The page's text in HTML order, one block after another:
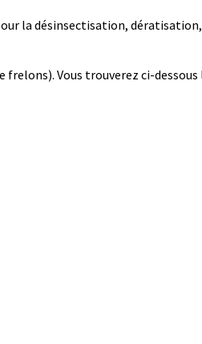
la désinsectisation,
Vous trouverez ci-